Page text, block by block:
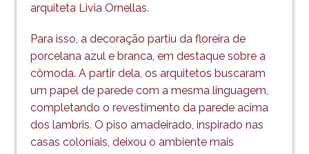
arquiteta Livia Ornellas.
Para isso, a decoração partiu da floreira de
porcelana azul e branca, em destaque sobre a
cômoda. A partir dela, os arquitetos buscaram
um papel de parede com a mesma linguagem,
completando o revestimento da parede acima
dos lambris. O piso amadeirado, inspirado nas
casas coloniais, deixou o ambiente mais